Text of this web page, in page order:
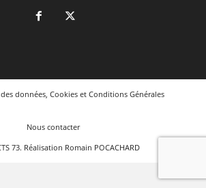
données, Cookies et Conditions Générales
Nous contacter
73. Réalisation Romain POCACHARD